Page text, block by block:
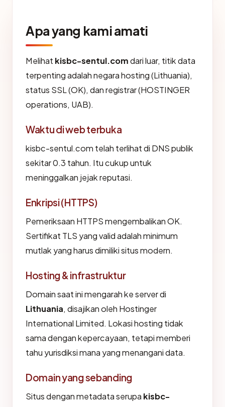
Apa yang kami amati
Melihat kisbc-sentul.comdari luar, titik data
terpenting adalah negara hosting (Lithuania),
status SSL (OK), dan registrar (HOSTINGER
operations, UAB).
Waktu di web terbuka
kisbc-sentul.com telah terlihat di DNS publik
sekitar 0.3 tahun. Itu cukup untuk
meninggalkan jejak reputasi.
Enkripsi (HTTPS)
Pemeriksaan HTTPS mengembalikan OK.
Sertifikat TLS yang valid adalah minimum
mutlak yang harus dimiliki situs modern.
Hosting & infrastruktur
Domain saat ini mengarah ke server di
Lithuania, disajikan oleh Hostinger
International Limited. Lokasi hosting tidak
sama dengan kepercayaan, tetapi memberi
tahu yurisdiksi mana yang menangani data.
Domain yang sebanding
Situs dengan metadata serupa kisbc-